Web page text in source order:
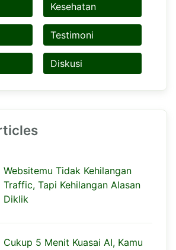
Kesehatan
Testimoni
Diskusi
Websitemu Tidak Kehilangan
Traffic, Tapi Kehilangan Alasan
Diklik
Cukup 5 Menit Kuasai AI, Kamu